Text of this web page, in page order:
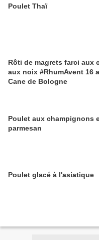
Poulet Thaï
Rôti de magrets farci aux
aux noix #RhumAvent 16
Cane de Bologne
Poulet aux champignons
parmesan
Poulet glacé à l'asiatique